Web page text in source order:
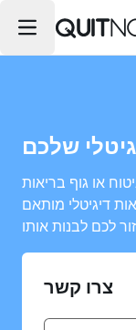
שלכם
או גוף בריאות
דיגיטלי מותאם
צרו קשר